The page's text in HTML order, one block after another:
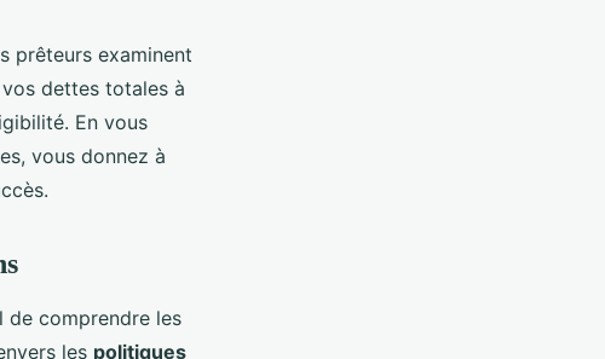
prêteurs examinent
dettes totales à
En vous
vous donnez à
de comprendre les
les politiques